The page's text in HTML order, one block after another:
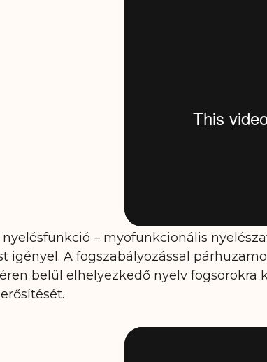
– myofunkcionális
igényel. A fogszabályozással
belül elhelyezkedő nyelv